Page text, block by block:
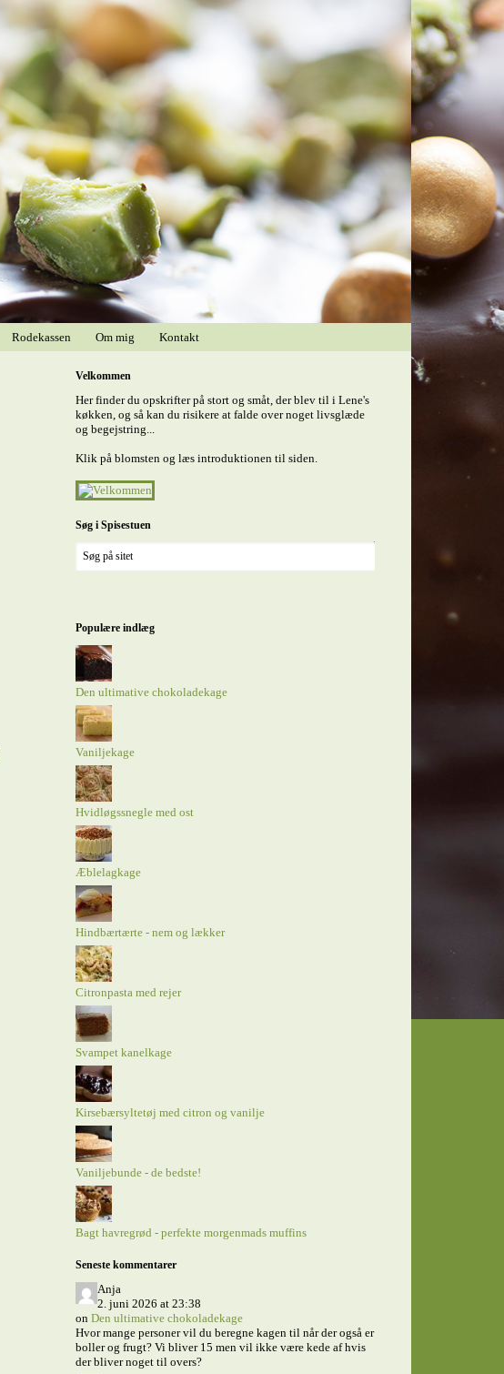
Rodekassen Om mig Kontakt
Velkommen
Her finder du opskrifter på stort og småt, der blev til i Lene's
køkken, og så kan du risikere at falde over noget livsglæde
og begejstring...
Klik på blomsten og læs introduktionen til siden.
Søg i Spisestuen
Populære indlæg
Den ultimative chokoladekage
Vaniljekage
Hvidløgssnegle med ost
Æblelagkage
Hindbærtærte - nem og lækker
Citronpasta med rejer
Svampet kanelkage
Kirsebærsyltetøj med citron og vanilje
Vaniljebunde - de bedste!
Bagt havregrød - perfekte morgenmads muffins
Seneste kommentarer
Anja
2. juni 2026 at 23:38
on Den ultimative chokoladekage
Hvor mange personer vil du beregne kagen til når der også er
boller og frugt? Vi bliver 15 men vil ikke være kede af hvis
der bliver noget til overs?